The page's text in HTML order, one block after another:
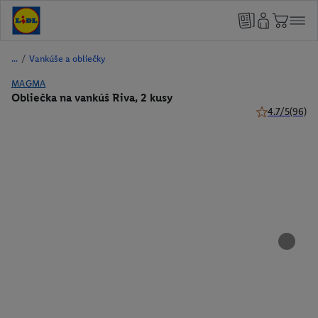
/ Vankúše a obliečky
MAGMA
Obliečka na vankúš Riva, 2 kusy
4.7/5(96)